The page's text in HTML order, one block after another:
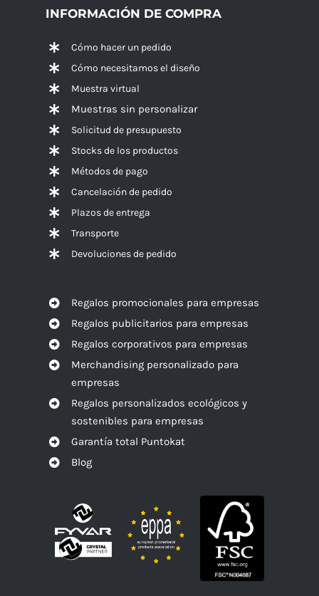
INFORMACIÓN DE COMPRA
Cómo hacer un pedido
Cómo necesitamos el diseño
Muestra virtual
Muestras sin personalizar
Solicitud de presupuesto
Stocks de los productos
Métodos de pago
Cancelación de pedido
Plazos de entrega
Transporte
Devoluciones de pedido
Regalos promocionales para empresas
Regalos publicitarios para empresas
Regalos corporativos para empresas
Merchandising personalizado para
empresas
Regalos personalizados ecológicos y
sostenibles para empresas
Garantía total Puntokat
Blog